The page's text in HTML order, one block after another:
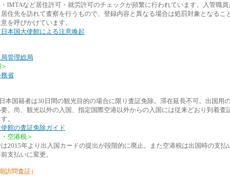
IMTAなど居住許可・就労許可のチェックが頻繁に行われています。入管職
住先を訪れて査察を行うもので、登録内容と異なる場合は処罰対象となるこ
を呼びかけています。
本国大使館による注意喚起
管理総局
省
本国籍者は30日間の観光目的の場合に限り査証免除。滞在延長不可。出国用
。尚、観光以外の入国、指定国際空港以外からの入国には従来どおり到着査
。
館の査証免除ガイド
空港税＞
2015年より出入国カードの提出が段階的に廃止。また空港税は出国時の支払
支払いに変更。
訪問査証）